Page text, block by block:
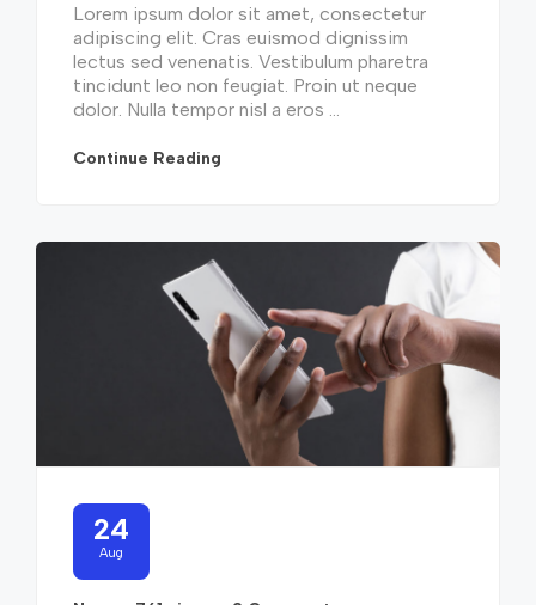
Lorem ipsum dolor sit amet, consectetur
adipiscing elit. Cras euismod dignissim
lectus sed venenatis. Vestibulum pharetra
tincidunt leo non feugiat. Proin ut neque
dolor. Nulla tempor nisl a eros ...
Continue Reading
24
Aug